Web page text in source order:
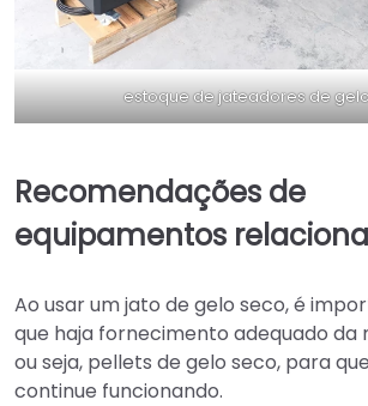
estoque de jateadores de
Recomendações de
equipamentos
Ao usar um jato de gelo seco, é
que haja fornecimento adequado
ou seja, pellets de gelo seco, para
continue funcionando.
Italian